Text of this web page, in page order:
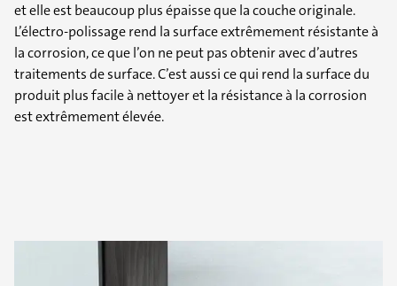
et elle est beaucoup plus épaisse que la couche originale.
L’électro-polissage rend la surface extrêmement résistante à
la corrosion, ce que l’on ne peut pas obtenir avec d’autres
traitements de surface. C’est aussi ce qui rend la surface du
produit plus facile à nettoyer et la résistance à la corrosion
est extrêmement élevée.